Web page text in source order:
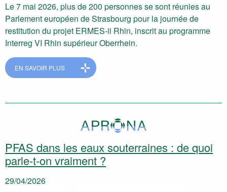
Le 7 mai 2026, plus de 200 personnes se sont réunies au
Parlement européen de Strasbourg pour la journée de
restitution du projet ERMES-ii Rhin, inscrit au programme
Interreg VI Rhin supérieur Oberrhein.
EN SAVOIR PLUS
PFAS dans les eaux souterraines : de quoi
parle-t-on vraiment ?
29/04/2026